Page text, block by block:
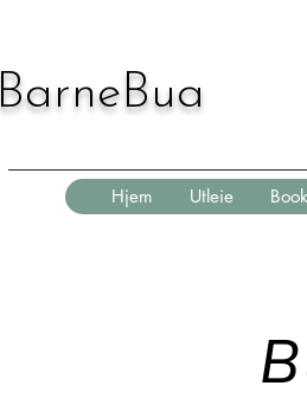
BarneBua
Hjem Utleie